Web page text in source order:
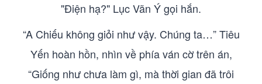
"Điện hạ?" Lục Vãn Ý gọi hắn.
“A Chiếu không giỏi như vậy. Chúng ta…” Tiêu
Yến hoàn hồn, nhìn về phía ván cờ trên án,
“Giống như chưa làm gì, mà thời gian đã trôi